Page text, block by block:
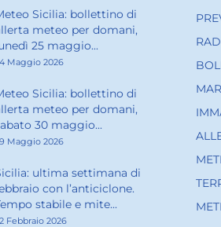
Sicilia: bollettino di
meteo per domani,
25 maggio...
Maggio 2026
Sicilia: bollettino di
meteo per domani,
30 maggio...
Maggio 2026
ultima settimana di
con l’anticiclone.
stabile e mite...
Febbraio 2026